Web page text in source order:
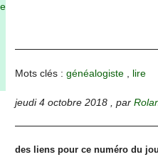
Mots clés : généalogiste, lire
jeudi 4 octobre 2018 par
des liens pour ce numéro du